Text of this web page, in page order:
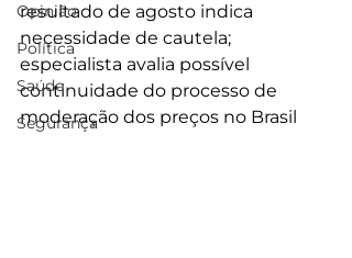
Opinião
Política
Saúde
Segurança
resultado de agosto indica
necessidade de cautela;
especialista avalia possível
continuidade do processo de
moderação dos preços no Brasil